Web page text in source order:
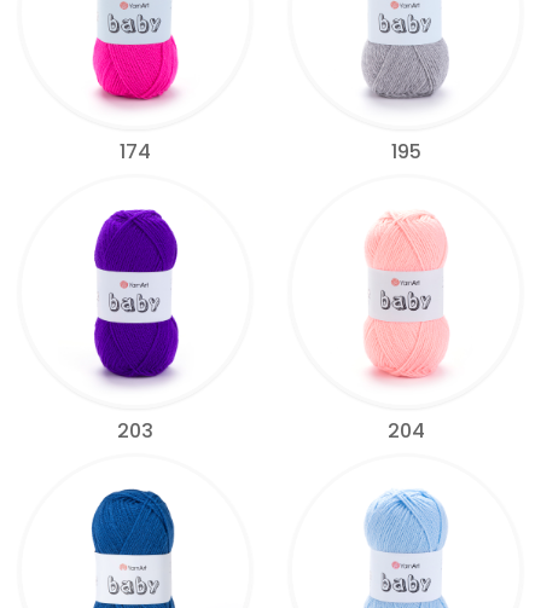
174 195
203 204